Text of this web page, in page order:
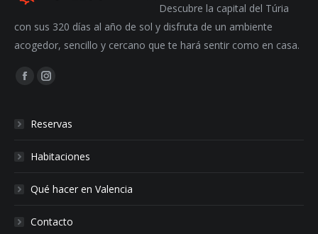
Descubre la capital del Túria
con sus 320 días al año de sol y disfruta de un ambiente
acogedor, sencillo y cercano que te hará sentir como en casa.
Encuéntranos en:
FacebookInstagram
Reservas
Habitaciones
Qué hacer en Valencia
Contacto